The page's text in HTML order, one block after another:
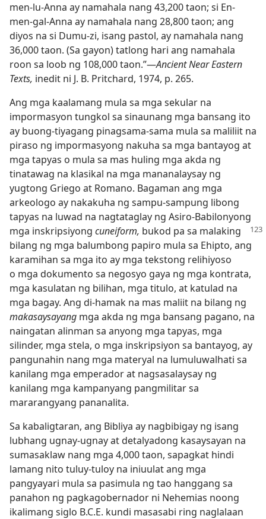
men-lu-Anna ay namahala nang 43,200 taon; si En-
men-gal-Anna ay namahala nang 28,800 taon; ang
diyos na si Dumu-zi, isang pastol, ay namahala nang
36,000 taon. (Sa gayon) tatlong hari ang namahala
roon sa loob ng 108,000 taon.”​—Ancient Near Eastern
Texts, inedit ni J. B. Pritchard, 1974, p. 265.
Ang mga kaalamang mula sa mga sekular na
impormasyon tungkol sa sinaunang mga bansang ito
ay buong-tiyagang pinagsama-sama mula sa maliliit na
piraso ng impormasyong nakuha sa mga bantayog at
mga tapyas o mula sa mas huling mga akda ng
tinatawag na klasikal na mga mananalaysay ng
yugtong Griego at Romano. Bagaman ang mga
arkeologo ay nakakuha ng sampu-sampung libong
tapyas na luwad na nagtataglay ng Asiro-Babilonyong
mga inskripsiyong cuneiform, bukod pa sa malaking
bilang ng mga balumbong papiro mula sa Ehipto, ang
karamihan sa mga ito ay mga tekstong relihiyoso
o mga dokumento sa negosyo gaya ng mga kontrata,
mga kasulatan ng bilihan, mga titulo, at katulad na
mga bagay. Ang di-hamak na mas maliit na bilang ng
makasaysayang mga akda ng mga bansang pagano, na
naingatan alinman sa anyong mga tapyas, mga
silinder, mga stela, o mga inskripsiyon sa bantayog, ay
pangunahin nang mga materyal na lumuluwalhati sa
kanilang mga emperador at nagsasalaysay ng
kanilang mga kampanyang pangmilitar sa
mararangyang pananalita.
Sa kabaligtaran, ang Bibliya ay nagbibigay ng isang
lubhang ugnay-ugnay at detalyadong kasaysayan na
sumasaklaw nang mga 4,000 taon, sapagkat hindi
lamang nito tuluy-tuloy na iniuulat ang mga
pangyayari mula sa pasimula ng tao hanggang sa
panahon ng pagkagobernador ni Nehemias noong
ikalimang siglo B.C.E. kundi masasabi ring naglalaan